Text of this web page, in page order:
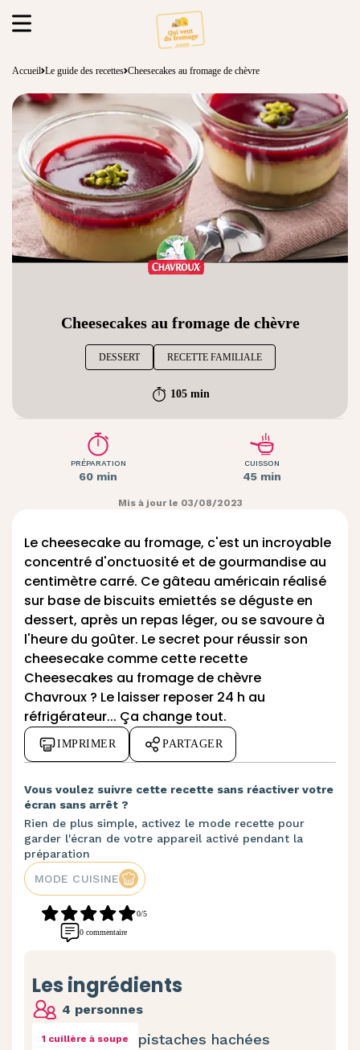
Accueil Le guide des recettes Cheesecakes au fromage de chèvre
Cheesecakes au fromage de chèvre
DESSERT RECETTE FAMILIALE
105 min
PRÉPARATION
60 min
CUISSON
45 min
Mis à jour le 03/08/2023
Le cheesecake au fromage, c'est un incroyable
concentré d'onctuosité et de gourmandise au
centimètre carré. Ce gâteau américain réalisé
sur base de biscuits emiettés se déguste en
dessert, après un repas léger, ou se savoure à
l'heure du goûter. Le secret pour réussir son
cheesecake comme cette recette
Cheesecakes au fromage de chèvre
Chavroux ? Le laisser reposer 24 h au
réfrigérateur... Ça change tout.
IMPRIMER PARTAGER
Vous voulez suivre cette recette sans réactiver votre
écran sans arrêt ?
Rien de plus simple, activez le mode recette pour
garder l'écran de votre appareil activé pendant la
préparation
MODE CUISINE
0/5
0 commentaire
Les ingrédients
4 personnes
1 cuillère à soupe pistaches hachées